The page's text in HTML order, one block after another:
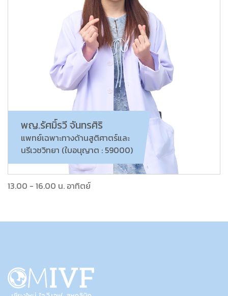
พญ.รัศมิ์รวี จันทรศิริ
แพทย์เฉพาะทางด้านสูติศาตร์และ
นรีเวชวิทยา (ใบอนุญาต : 59000)
13.00 - 16.00 น. อาทิตย์